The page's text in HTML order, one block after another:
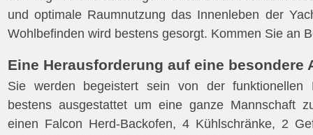
und optimale Raumnutzung das Innenleben der
Wohlbefinden wird bestens gesorgt. Kommen Sie an
Eine Herausforderung auf eine besondere
Sie werden begeistert sein von der
bestens ausgestattet um eine ganze Mannschaft
einen Falcon Herd-Backofen, 4 Kühlschränke, 2